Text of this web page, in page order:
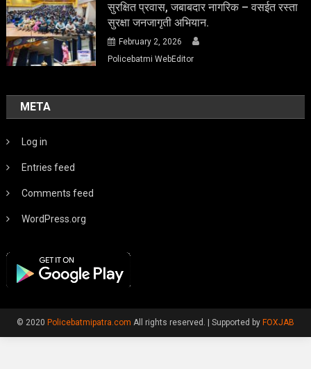
सुरक्षित प्रवास, जबाबदार नागरिक – वसईत रस्ता
सुरक्षा जनजागृती अभियान.
February 2, 2026
Policebatmi WebEditor
META
Log in
Entries feed
Comments feed
WordPress.org
© 2020 Policebatmipatra.com All rights reserved. Supported by FOXJAB